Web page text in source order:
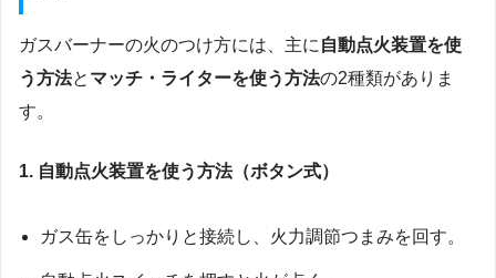
ガスバーナーの火のつけ方には、主に 自動点火装置を使
う方法と マッチ・ライターを使う方法の2種類がありま
す。
1. 自動点火装置を使う方法（ボタン式）
ガス缶をしっかりと接続し、火力調節つまみを回す。